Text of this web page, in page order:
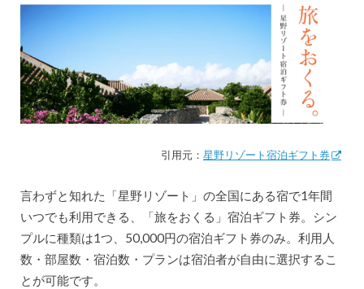
引用元：星野リゾート宿泊ギフト券
言わずと知れた「星野リゾート」の全国にある宿で1年間
いつでも利用できる、「旅をおくる」宿泊ギフト券。シン
プルに種類は1つ、50,000円の宿泊ギフト券のみ。利用人
数・部屋数・宿泊数・プランは宿泊者が自由に選択するこ
とが可能です。